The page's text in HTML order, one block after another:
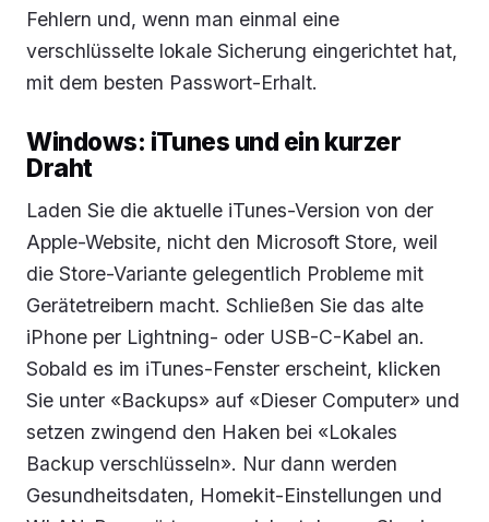
Fehlern und, wenn man einmal eine
verschlüsselte lokale Sicherung eingerichtet hat,
mit dem besten Passwort-Erhalt.
Windows: iTunes und ein kurzer
Draht
Laden Sie die aktuelle iTunes-Version von der
Apple-Website, nicht den Microsoft Store, weil
die Store-Variante gelegentlich Probleme mit
Gerätetreibern macht. Schließen Sie das alte
iPhone per Lightning- oder USB-C-Kabel an.
Sobald es im iTunes-Fenster erscheint, klicken
Sie unter «Backups» auf «Dieser Computer» und
setzen zwingend den Haken bei «Lokales
Backup verschlüsseln». Nur dann werden
Gesundheitsdaten, Homekit-Einstellungen und